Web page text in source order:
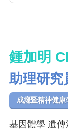
鍾加明
助理研究
成癮暨精神健康
基因體學 遺